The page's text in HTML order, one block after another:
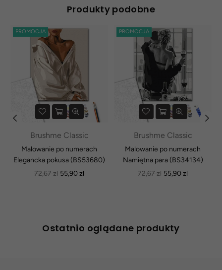
Produkty podobne
PROMOCJA
Brushme Classic
Malowanie po numerach
Elegancka pokusa (BS53680)
Normalna
72,67 zl 55,90 zl
PROMOCJA
Brushme Classic
Malowanie po numerach
Namiętna para (BS34134)
Normalna
72,67 zl 55,90 zl
Ostatnio oglądane produkty